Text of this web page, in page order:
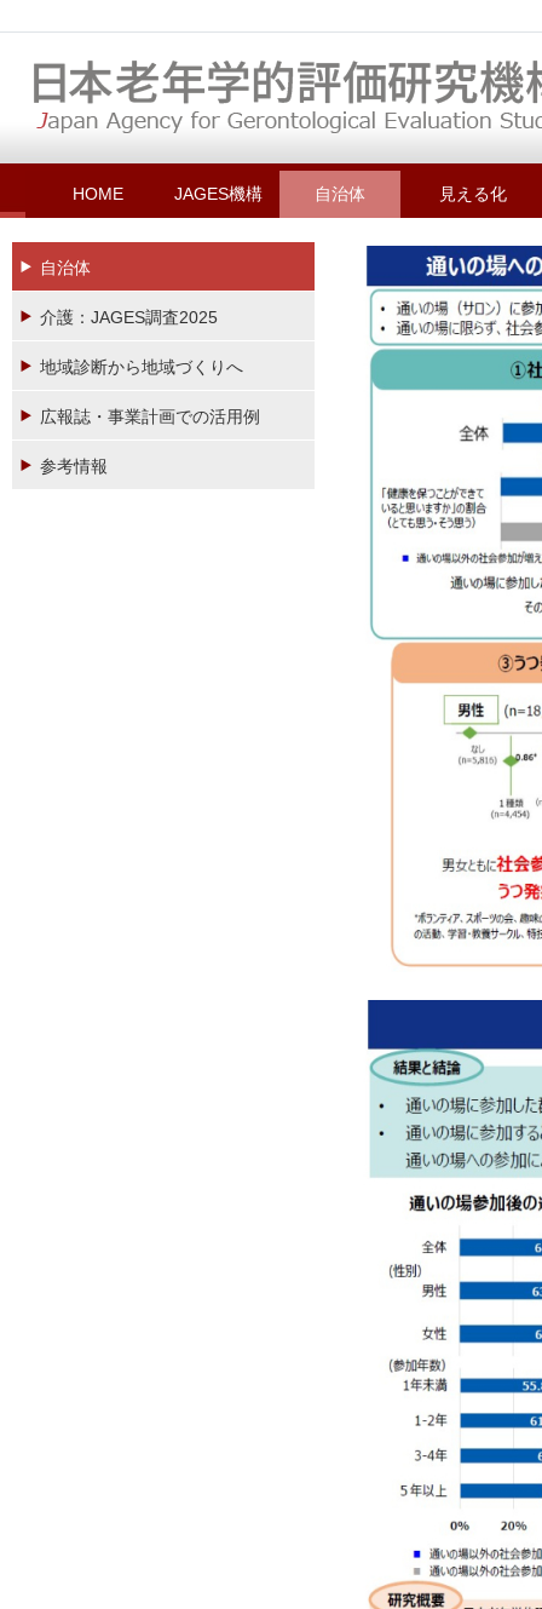
HOME JAGES機構 自治体 見える化
自治体
介護：JAGES調査2025
地域診断から地域づくりへ
広報誌・事業計画での活用例
参考情報